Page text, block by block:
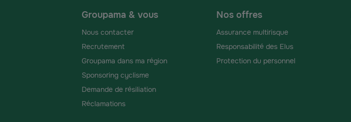
Groupama & vous
Nous contacter
Recrutement
Groupama dans ma région
Sponsoring cyclisme
Demande de résiliation
Réclamations
Nos offres
Assurance multirisque
Responsabilité des Elus
Protection du personnel